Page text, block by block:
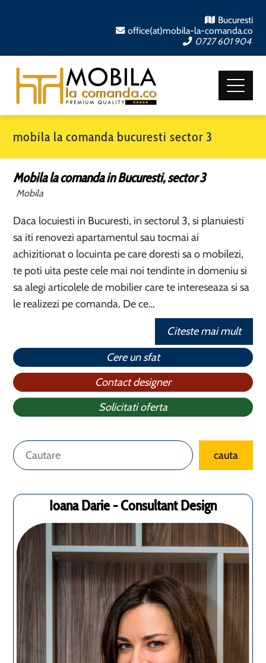
Bucuresti
office(at)mobila-la-comanda.co
0727 601 904
mobila la comanda bucuresti sector 3
Mobila la comanda in Bucuresti, sector 3
Mobila
Daca locuiesti in Bucuresti, in sectorul 3, si planuiesti
sa iti renovezi apartamentul sau tocmai ai
achizitionat o locuinta pe care doresti sa o mobilezi,
te poti uita peste cele mai noi tendinte in domeniu si
sa alegi articolele de mobilier care te intereseaza si sa
le realizezi pe comanda. De ce…
Citeste mai mult
Cere un sfat
Contact designer
Solicitati oferta
Caută cauta
Ioana Darie - Consultant Design